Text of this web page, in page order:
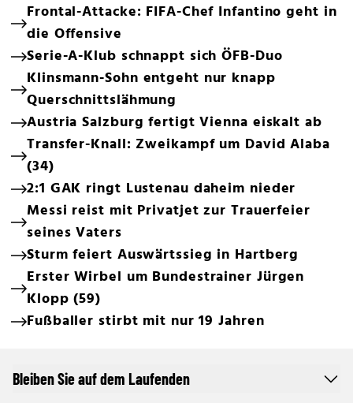
Frontal-Attacke: FIFA-Chef Infantino geht in
die Offensive
Serie-A-Klub schnappt sich ÖFB-Duo
Klinsmann-Sohn entgeht nur knapp
Querschnittslähmung
Austria Salzburg fertigt Vienna eiskalt ab
Transfer-Knall: Zweikampf um David Alaba
(34)
2:1 GAK ringt Lustenau daheim nieder
Messi reist mit Privatjet zur Trauerfeier
seines Vaters
Sturm feiert Auswärtssieg in Hartberg
Erster Wirbel um Bundestrainer Jürgen
Klopp (59)
Fußballer stirbt mit nur 19 Jahren
Bleiben Sie auf dem Laufenden